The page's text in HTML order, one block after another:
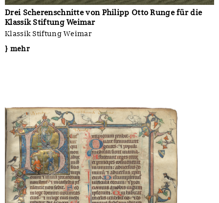
Drei Scherenschnitte von Philipp Otto Runge für die
Klassik Stiftung Weimar
Klassik Stiftung Weimar
} mehr